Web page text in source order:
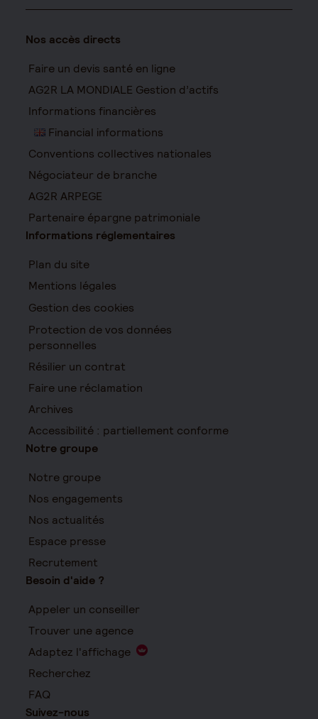
Nos accès directs
Faire un devis santé en ligne
AG2R LA MONDIALE Gestion d’actifs
Informations financières
Financial informations
Conventions collectives nationales
Négociateur de branche
AG2R ARPEGE
Partenaire épargne patrimoniale
Informations réglementaires
Plan du site
Mentions légales
Gestion des cookies
Protection de vos données
personnelles
Résilier un contrat
Faire une réclamation
Archives
Accessibilité : partiellement conforme
Notre groupe
Notre groupe
Nos engagements
Nos actualités
Espace presse
Recrutement
Besoin d'aide ?
Appeler un conseiller
Trouver une agence
Adaptez l'affichage
Recherchez
FAQ
Suivez-nous